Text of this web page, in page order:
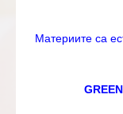
Материите са